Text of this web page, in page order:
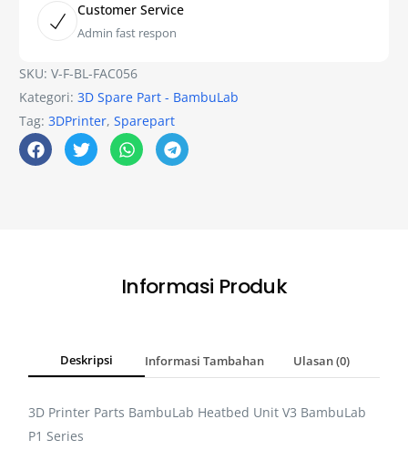
Customer Service
Admin fast respon
SKU:V-F-BL-FAC056
Kategori:3D Spare Part - BambuLab
Tag:3DPrinter,Sparepart
Informasi Produk
Deskripsi Informasi Tambahan Ulasan (0)
3D Printer Parts BambuLab Heatbed Unit V3 BambuLab
P1 Series